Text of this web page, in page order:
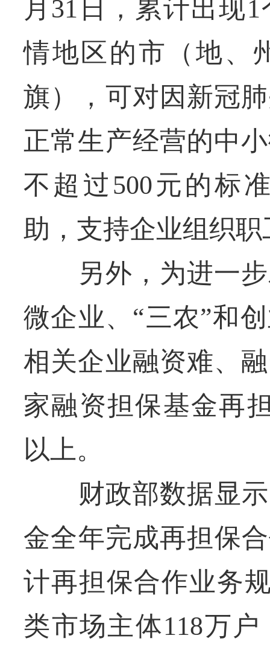
月31日，累计出现
情地区的市（地、
旗），可对因新冠
正常生产经营的中
不超过500元的标
助，支持企业组织
另外，为进一步
微企业、“三农”和
相关企业融资难、
家融资担保基金再
以上。
财政部数据显示
金全年完成再担保
计再担保合作业务
类市场主体118万